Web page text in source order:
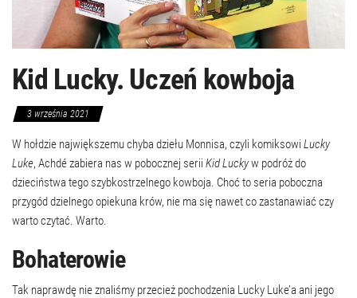
Kid Lucky. Uczeń kowboja
3 września 2021
W hołdzie największemu chyba dziełu Monnisa, czyli komiksowi Lucky
Luke, Achdé zabiera nas w pobocznej serii Kid Luckyw podróż do
dzieciństwa tego szybkostrzelnego kowboja. Choć to seria poboczna
przygód dzielnego opiekuna krów, nie ma się nawet co zastanawiać czy
warto czytać. Warto.
Bohaterowie
Tak naprawdę nie znaliśmy przecież pochodzenia Lucky Luke’a ani jego